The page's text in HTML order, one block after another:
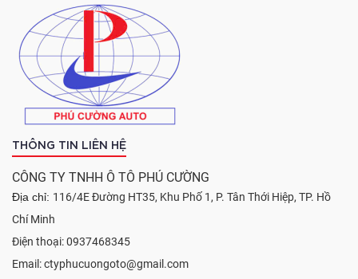
THÔNG TIN LIÊN HỆ
CÔNG TY TNHH Ô TÔ PHÚ CƯỜNG
Địa chỉ: 116/4E Đường HT35, Khu Phố 1, P. Tân Thới Hiệp, TP. Hồ
Chí Minh
Điện thoại: 0937468345
Email: ctyphucuongoto@gmail.com